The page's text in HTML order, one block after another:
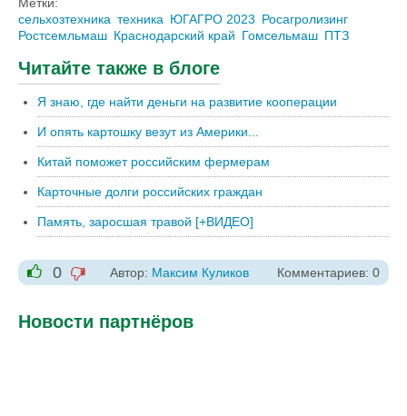
Метки:
сельхозтехника техника ЮГАГРО 2023 Росагролизинг
Ростсемльмаш Краснодарский край Гомсельмаш ПТЗ
Читайте также в блоге
Я знаю, где найти деньги на развитие кооперации
И опять картошку везут из Америки...
Китай поможет российским фермерам
Карточные долги российских граждан
Память, заросшая травой [+ВИДЕО]
+1
0
-1
Автор: Максим Куликов Комментариев: 0
Новости партнёров